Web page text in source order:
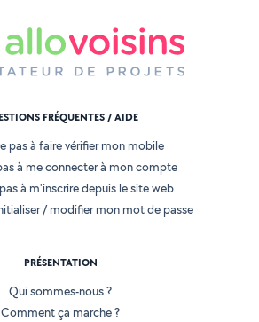
FRÉQUENTES / AIDE
pas à faire vérifier mon mobile
à me connecter à mon compte
à m'inscrire depuis le site web
/ modifier mon mot de passe
PRÉSENTATION
Qui sommes-nous ?
Comment ça marche ?